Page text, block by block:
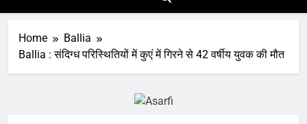
Home
Ballia
Ballia : संदिग्ध परिस्थितियों में कुएं में गिरने से 42 वर्षीय युवक की मौत